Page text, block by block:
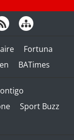
Fortuna
BATimes
Sport Buzz